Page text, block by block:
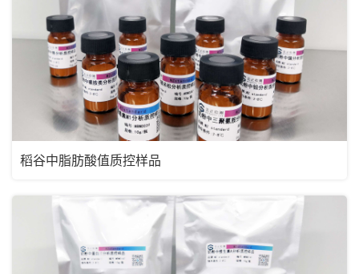
稻谷中脂肪酸值质控样品